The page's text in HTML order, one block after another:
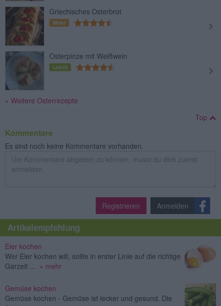
Griechisches Osterbrot
Mittel
Osterpinze mit Weißwein
Leicht
» Weitere Osterrezepte
Top
Kommentare
Es sind noch keine Kommentare vorhanden.
Registrieren Anmelden
Artikelempfehlung
Eier kochen
Wer Eier kochen will, sollte in erster Linie auf die richtige
Garzeit ... » mehr
Gemüse kochen
Gemüse kochen - Gemüse ist lecker und gesund. Die